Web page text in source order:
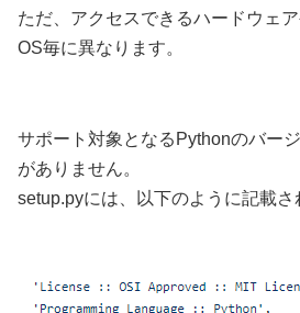
ただ、アクセスできるハードウェ
OS毎に異なります。
サポート対象となるPythonのバー
がありません。
setup.pyには、以下のように記載さ